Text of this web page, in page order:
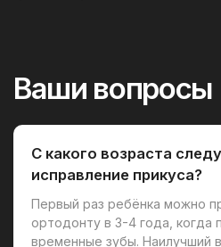
Ваши вопросы
С какого возраста
исправление прикуса?
Первый раз ребёнка можно
ортодонту в 3-4 года, когда
временные зубы. Наилучший